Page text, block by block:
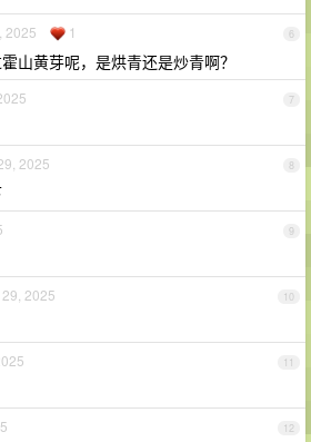
6
2025 1
山黄芽呢，是烘青还是炒青啊？
7
8
2025
9
10
2025
11
12